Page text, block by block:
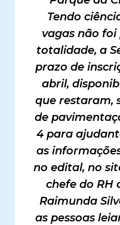
Tendo
vagas não
totalidade, a
prazo de
abril,
que restaram,
de
4 para
as
no edital, no
chefe do RH
Raimunda
as pessoas